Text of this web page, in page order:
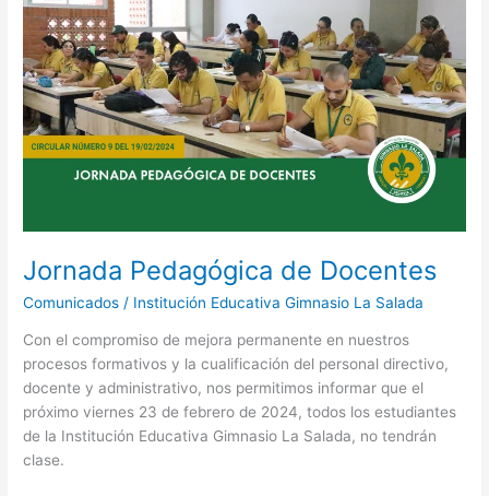
Jornada Pedagógica de Docentes
Comunicados / Institución Educativa Gimnasio La Salada
Con el compromiso de mejora permanente en nuestros
procesos formativos y la cualificación del personal directivo,
docente y administrativo, nos permitimos informar que el
próximo viernes 23 de febrero de 2024, todos los estudiantes
de la Institución Educativa Gimnasio La Salada, no tendrán
clase.
Jornada
Pedagógica
de
Docentes